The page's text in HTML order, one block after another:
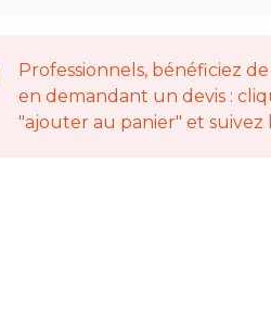
Professionnels, bénéficiez
en demandant un devis :
"ajouter au panier" et suivez